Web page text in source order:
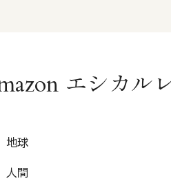
エシカル
地球
人間